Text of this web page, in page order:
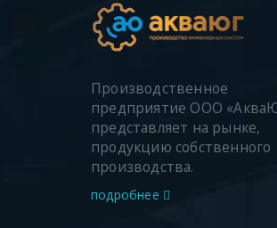
Производственное
предприятие ООО
представляет на рынке,
продукцию собственного
производства.
подробнее